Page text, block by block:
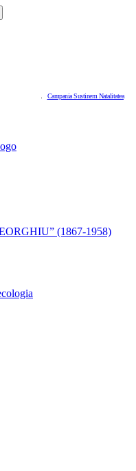
Campania Sustinem Natalitatea
(1867-1958)